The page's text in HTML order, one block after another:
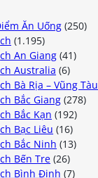
Ăn Uống (250)
(1.195)
An Giang (41)
Australia (6)
Bà Rịa – Vũng Tàu
Bắc Giang (278)
Bắc Kạn (192)
Bạc Liêu (16)
Bắc Ninh (13)
Bến Tre (26)
Bình Định (7)